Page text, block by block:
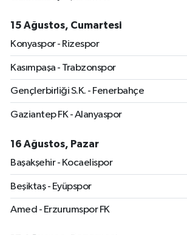
15 Ağustos, Cumartesi
Konyaspor - Rizespor
Kasımpaşa - Trabzonspor
Gençlerbirliği S.K. - Fenerbahçe
Gaziantep FK - Alanyaspor
16 Ağustos, Pazar
Başakşehir - Kocaelispor
Beşiktaş - Eyüpspor
Amed - Erzurumspor FK